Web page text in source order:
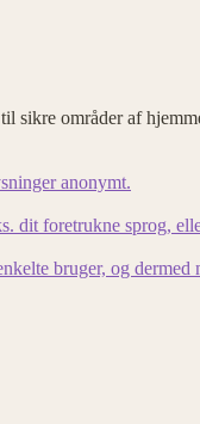
sikre områder af
anonymt.
dit foretrukne sprog,
bruger, og